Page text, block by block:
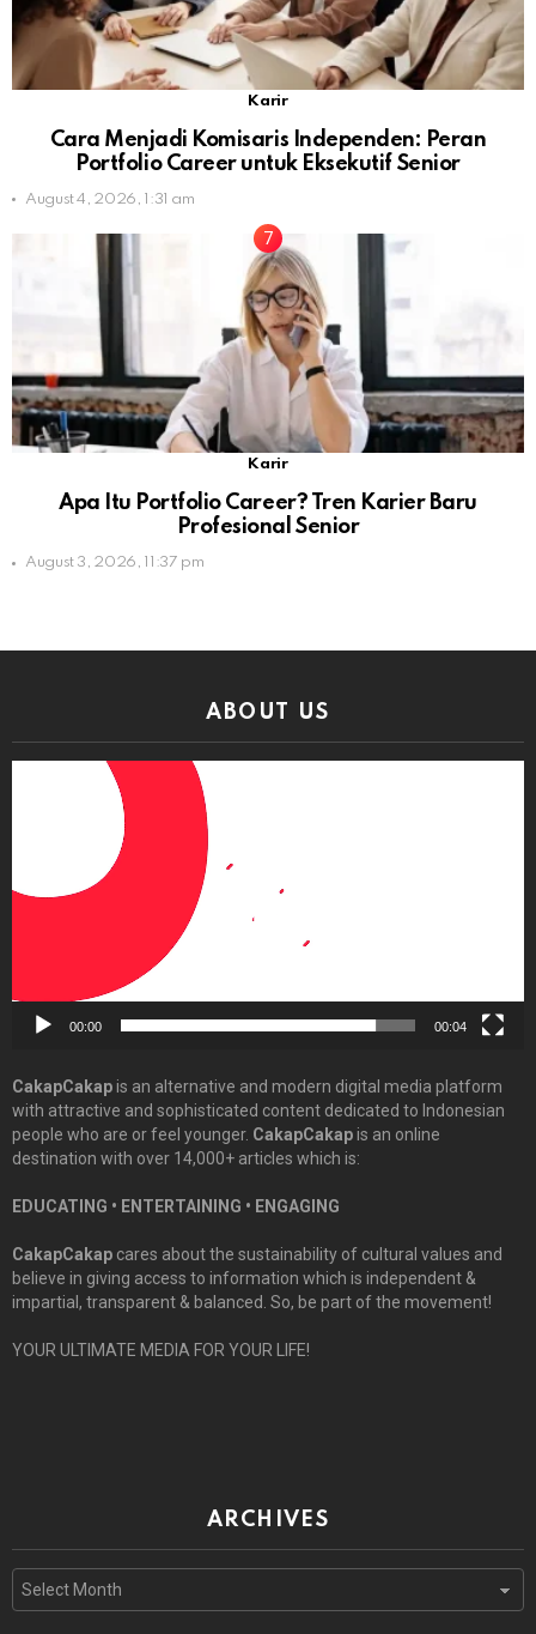
Karir
Cara Menjadi Komisaris Independen: Peran
Portfolio Career untuk Eksekutif Senior
August 4, 2026, 1:31 am
Karir
Apa Itu Portfolio Career? Tren Karier Baru
Profesional Senior
August 3, 2026, 11:37 pm
ABOUT US
00:00 00:04
CakapCakapis an alternative and modern digital media platform
with attractive and sophisticated content dedicated to Indonesian
people who are or feel younger. CakapCakapis an online
destination with over 14,000+ articles which is:
EDUCATING • ENTERTAINING • ENGAGING
CakapCakap cares about the sustainability of cultural values and
believe in giving access to information which is independent &
impartial, transparent & balanced. So, be part of the movement!
YOUR ULTIMATE MEDIA FOR YOUR LIFE!
ARCHIVES
Archives